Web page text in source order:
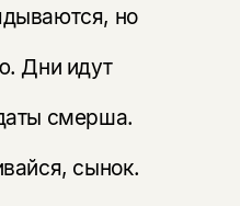
но
Дни идут
смерша.
сынок.